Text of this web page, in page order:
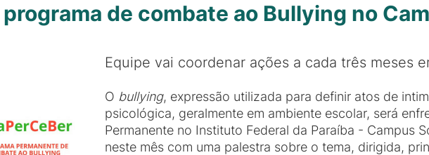
de combate ao Bullying no
Equipe vai coordenar ações a cada três meses
O bullying, expressão utilizada para definir atos de
psicológica, geralmente em ambiente escolar, será
Permanente no Instituto Federal da Paraíba - Campus
neste mês com uma palestra sobre o tema, dirigida,